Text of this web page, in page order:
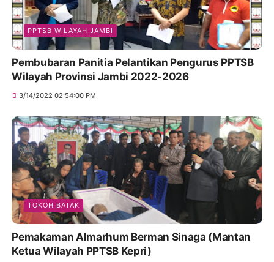
PPTSB WILAYAH JAMBI
Pembubaran Panitia Pelantikan Pengurus PPTSB
Wilayah Provinsi Jambi 2022-2026
3/14/2022 02:54:00 PM
TOKOH BATAK
Pemakaman Almarhum Berman Sinaga (Mantan
Ketua Wilayah PPTSB Kepri)